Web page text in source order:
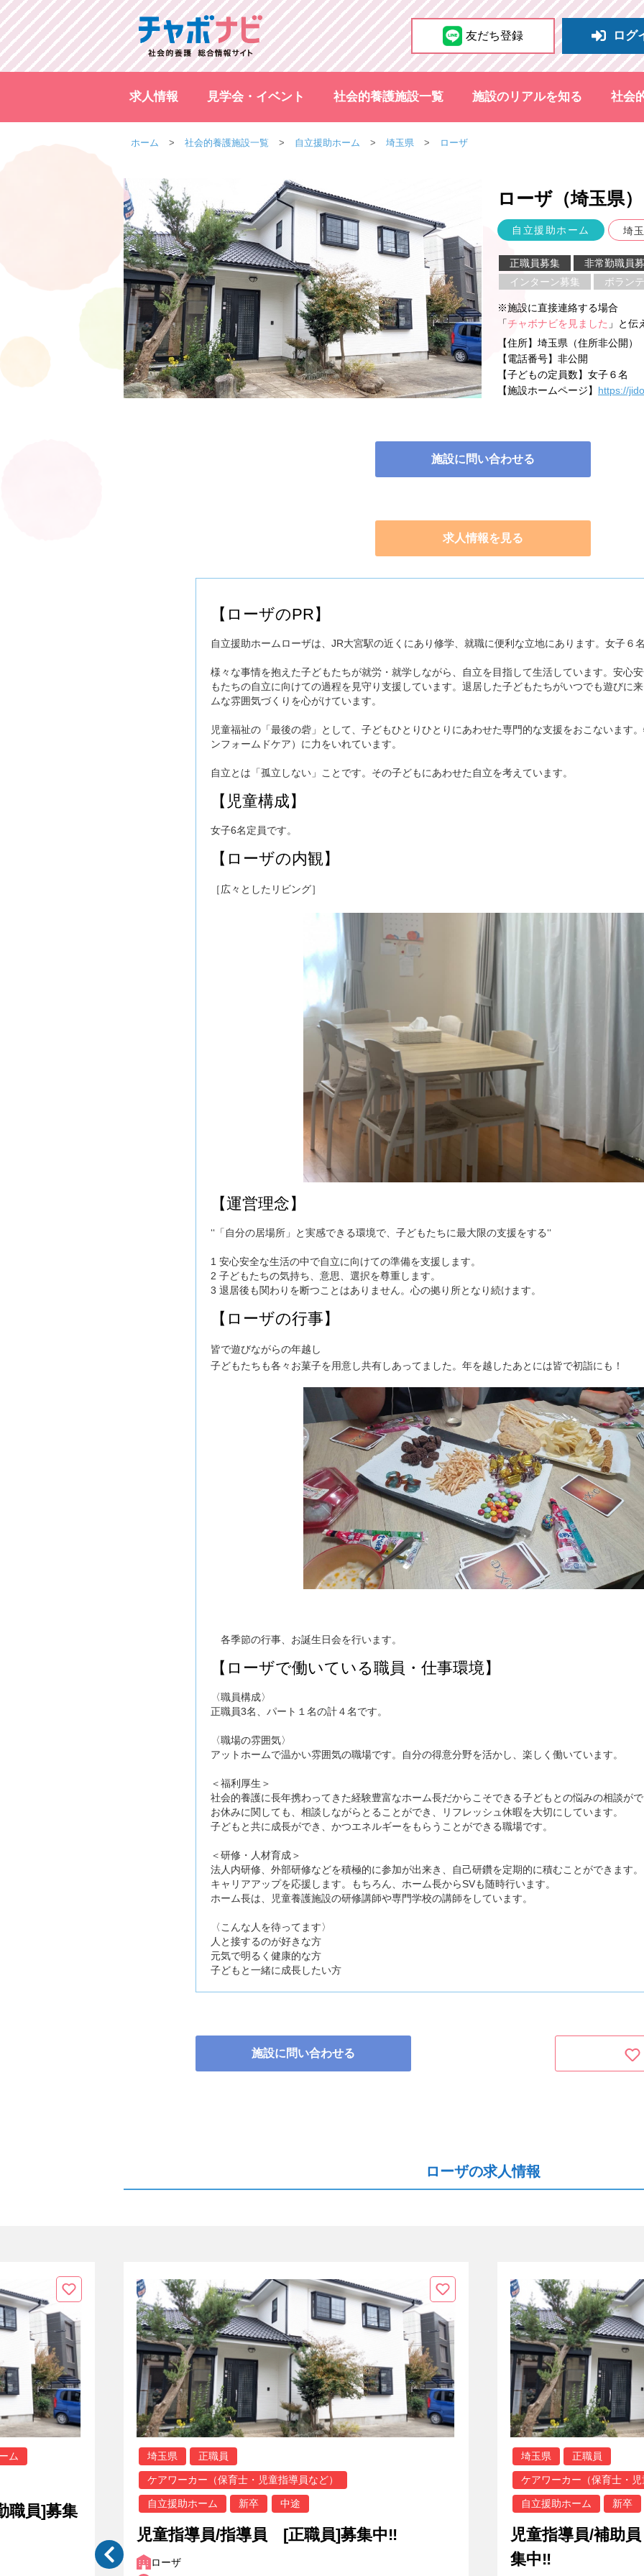
友だち登録 ログ
求人情報 見学会・イベント 社会的養護施設一覧 施設のリアルを知る 社会
ホーム 社会的養護施設一覧 自立援助ホーム 埼玉県 ローザ
ローザ（埼玉県）
自立援助ホーム 埼
正職員募集
非常勤職員
インターン募集
ボラン
※施設に直接連絡する場合
「チャボナビを見ました 」と伝
【住所】 埼玉県（住所非公開）
【電話番号】 非公開
【子どもの定員数】 女子６名
【施設ホームページ】 https://
施設に問い合わせる
求人情報を見る
【ローザのPR】
自立援助ホームローザは、JR大宮駅の近くにあり修学、就職に便利な立地にあります。女子６
様々な事情を抱えた子どもたちが就労・就学しながら、自立を目指して生活しています。安心
もたちの自立に向けての過程を見守り支援しています。退居した子どもたちがいつでも遊びに
ムな雰囲気づくりを心がけています。
児童福祉の「最後の砦」として、子どもひとりひとりにあわせた専門的な支援をおこないます
ンフォームドケア）に力をいれています。
自立とは「孤立しない」ことです。その子どもにあわせた自立を考えています。
【児童構成】
女子6名定員です。
【ローザの内観】
［広々としたリビング］
【運営理念】
‘‘「自分の居場所」と実感できる環境で、子どもたちに最大限の支援をする‘‘
1 安心安全な生活の中で自立に向けての準備を支援します。
2 子どもたちの気持ち、意思、選択を尊重します。
3 退居後も関わりを断つことはありません。心の拠り所となり続けます。
【ローザの行事】
皆で遊びながらの年越し
子どもたちも各々お菓子を用意し共有しあってました。年を越したあとには皆で初詣にも！
各季節の行事、お誕生日会を行います。
【ローザで働いている職員・仕事環境】
〈職員構成〉
正職員3名、パート１名の計４名です。
〈職場の雰囲気〉
アットホームで温かい雰囲気の職場です。自分の得意分野を活かし、楽しく働いています。
＜福利厚生＞
社会的養護に長年携わってきた経験豊富なホーム長だからこそできる子どもとの悩みの相談が
お休みに関しても、相談しながらとることができ、リフレッシュ休暇を大切にしています。
子どもと共に成長ができ、かつエネルギーをもらうことができる職場です。
＜研修・人材育成＞
法人内研修、外部研修などを積極的に参加が出来き、自己研鑽を定期的に積むことができます。
キャリアアップを応援します。もちろん、ホーム長からSVも随時行います。
ホーム長は、児童養護施設の研修講師や専門学校の講師をしています。
〈こんな人を待ってます〉
人と接するのが好きな方
元気で明るく健康的な方
子どもと一緒に成長したい方
施設に問い合わせる
ローザの求人情報
ム
職員]募集
埼玉県 正職員
ケアワーカー（保育士・児童指導員など）
自立援助ホーム 新卒 中途
児童指導員/指導員 [正職員]募集中‼
ローザ
埼玉県 正職員
ケアワーカー（保育士・
自立援助ホーム 新卒
児童指導員/補助
集中‼